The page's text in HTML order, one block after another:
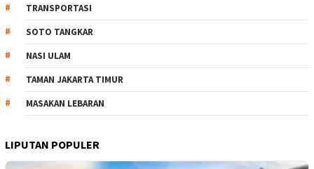
TRANSPORTASI
SOTO TANGKAR
NASI ULAM
TAMAN JAKARTA TIMUR
MASAKAN LEBARAN
LIPUTAN POPULER